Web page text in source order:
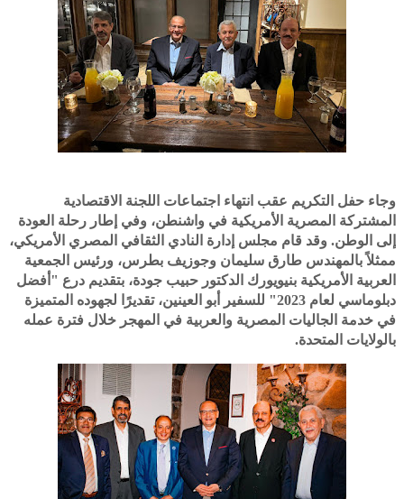
وجاء حفل التكريم عقب انتهاء اجتماعات اللجنة الاقتصادية
المشتركة المصرية الأمريكية في واشنطن، وفي إطار رحلة العودة
إلى الوطن. وقد قام مجلس إدارة النادي الثقافي المصري الأمريكي،
ممثلاً بالمهندس طارق سليمان وجوزيف بطرس، ورئيس الجمعية
العربية الأمريكية بنيويورك الدكتور حبيب جودة، بتقديم درع "أفضل
دبلوماسي لعام 2023" للسفير أبو العينين، تقديرًا لجهوده المتميزة
في خدمة الجاليات المصرية والعربية في المهجر خلال فترة عمله
بالولايات المتحدة.